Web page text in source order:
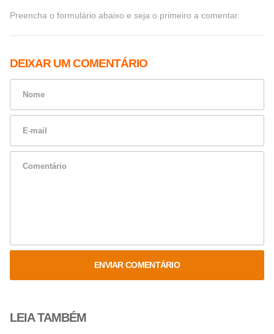
Preencha o formulário abaixo e seja o primeiro a comentar.
DEIXAR UM COMENTÁRIO
ENVIAR COMENTÁRIO
LEIA TAMBÉM